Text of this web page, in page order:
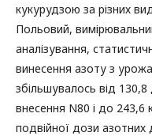
кукурудзою за різних
Польовий,
аналізування,
винесення азоту з
збільшувалось від
внесення N80 і до 243,6
подвійної дози